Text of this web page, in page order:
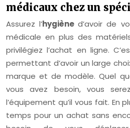
médicaux chez un
Assurez l’hygièned’avoir de
médicale en plus des
privilégiez l’achat en ligne.
permettant d’avoir un large
marque et de modèle. Quel
vous avez besoin, vous
l’équipement qu’il vous fait. En
temps pour un achat sans